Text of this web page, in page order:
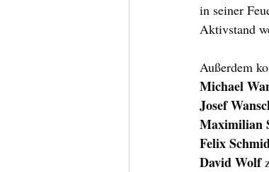
in seiner
Aktivstand
Außerdem
Michael
Josef
Maximilian
Felix
David Wolf